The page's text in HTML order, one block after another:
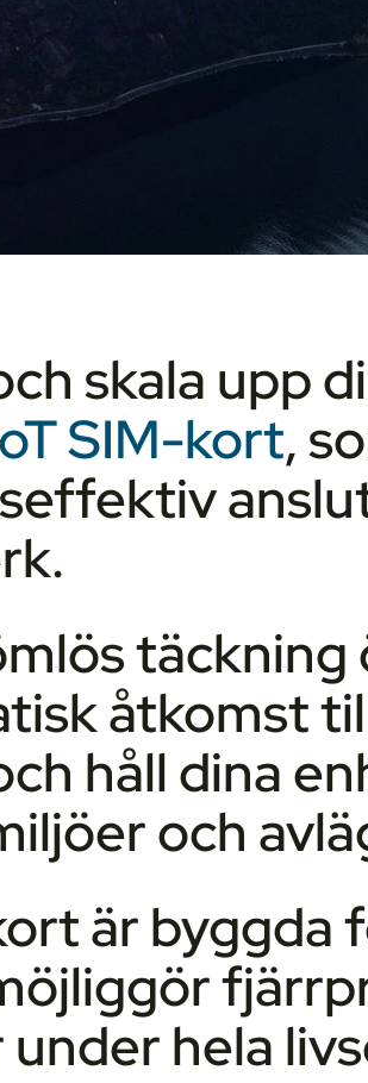
skala upp
SIM-kort,
täckning
åtkomst
håll dina
och
är byggda
hela